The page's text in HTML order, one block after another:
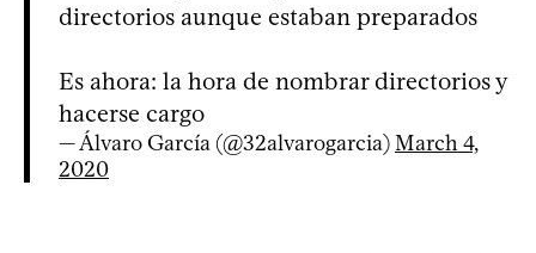
directorios aunque estaban preparados
Es ahora: la hora de nombrar directorios y
hacerse cargo
— Álvaro García (@32alvarogarcia)March 4,
2020